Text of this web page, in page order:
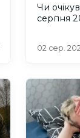
Чи
серпня
02 сер.